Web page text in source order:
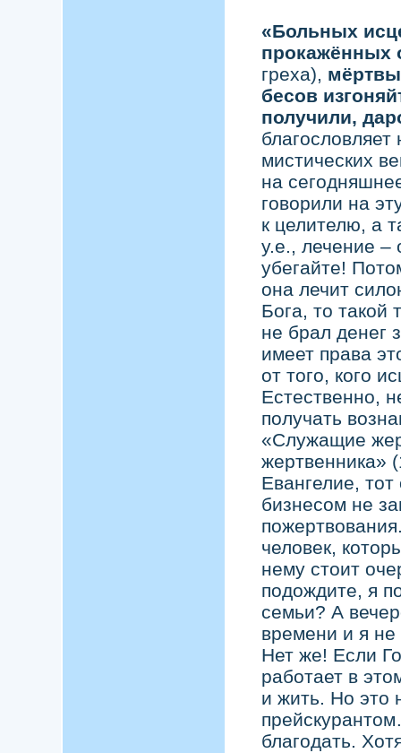
«Больных
прокажённых
греха),
бесов
получили,
благословляет
мистических
на
говорили на
к целителю, а
у.е., лечение
убегайте!
она лечит
Бога, то такой
не брал денег
имеет права
от того, кого
Естественно,
получать
«Служащие
жертвенника»
Евангелие,
бизнесом не
человек,
нему стоит
подождите, я
семьи? А
времени и я не
Нет же! Если
работает в
и жить. Но это
благодать.